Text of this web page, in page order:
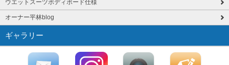
ウエットスーツボディボード仕様
オーナー平林blog
ギャラリー